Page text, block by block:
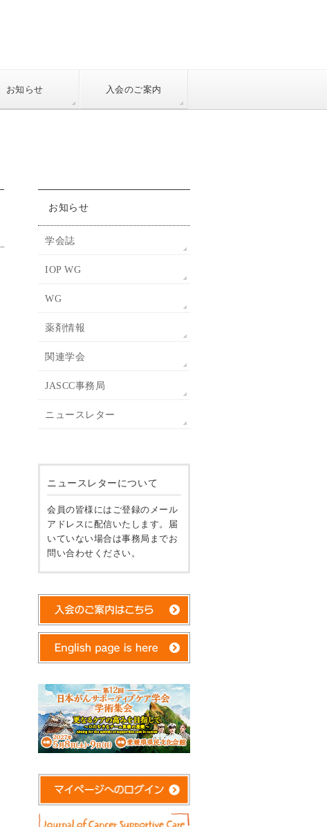
お知らせ 入会のご案内
お知らせ
学会誌
IOP WG
WG
薬剤情報
関連学会
JASCC事務局
ニュースレター
ニュースレターについて
会員の皆様にはご登録のメール
アドレスに配信いたします。届
いていない場合は事務局までお
問い合わせください。